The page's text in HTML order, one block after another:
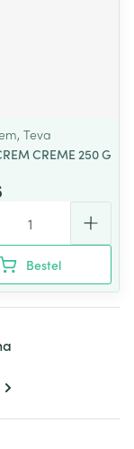
Teva
CREME 250 G
Bestel